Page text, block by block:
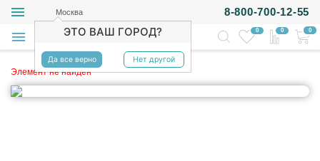
Москва
ЭТО ВАШ ГОРОД?
Да все верно Нет другой
8-800-700-12-55
0 0 0
Элемент не найден